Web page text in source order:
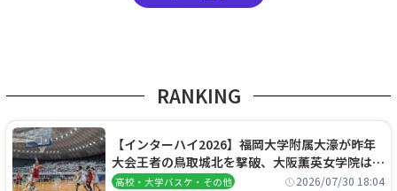
RANKING
【インターハイ2026】福岡大学附属大濠が昨年
大会王者の鳥取城北を撃破、大阪薫英女学院は岐
阜女子に完勝、大会3日目試合結果
高校・大学バスケ・その他 2026/07/30 18:04